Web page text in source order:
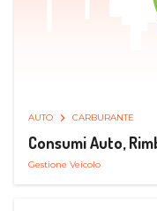
AUTO CARBURANTE
Consumi Auto,
Gestione Veicolo